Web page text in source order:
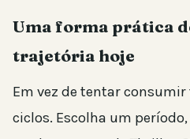
Uma forma prática
trajetória hoje
Em vez de tentar
ciclos. Escolha um